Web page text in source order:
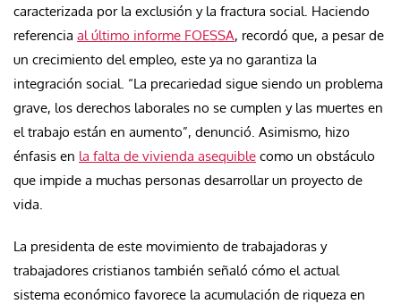
caracterizada por la exclusión y la fractura social. Haciendo
referencia al último informe FOESSA, recordó que, a pesar de
un crecimiento del empleo, este ya no garantiza la
integración social. “La precariedad sigue siendo un problema
grave, los derechos laborales no se cumplen y las muertes en
el trabajo están en aumento”, denunció. Asimismo, hizo
énfasis en la falta de vivienda asequible como un obstáculo
que impide a muchas personas desarrollar un proyecto de
vida.
La presidenta de este movimiento de trabajadoras y
trabajadores cristianos también señaló cómo el actual
sistema económico favorece la acumulación de riqueza en